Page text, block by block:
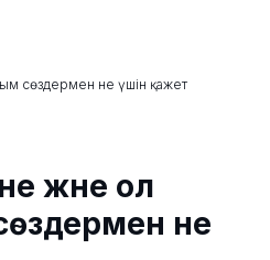
сөздермен не үшін қажет
және ол
не